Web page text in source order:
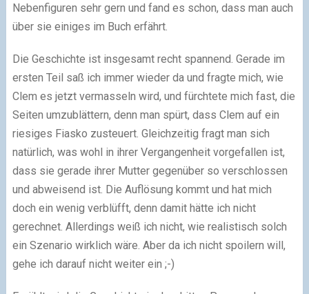
Nebenfiguren sehr gern und fand es schon, dass man auch
über sie einiges im Buch erfährt.
Die Geschichte ist insgesamt recht spannend. Gerade im
ersten Teil saß ich immer wieder da und fragte mich, wie
Clem es jetzt vermasseln wird, und fürchtete mich fast, die
Seiten umzublättern, denn man spürt, dass Clem auf ein
riesiges Fiasko zusteuert. Gleichzeitig fragt man sich
natürlich, was wohl in ihrer Vergangenheit vorgefallen ist,
dass sie gerade ihrer Mutter gegenüber so verschlossen
und abweisend ist. Die Auflösung kommt und hat mich
doch ein wenig verblüfft, denn damit hätte ich nicht
gerechnet. Allerdings weiß ich nicht, wie realistisch solch
ein Szenario wirklich wäre. Aber da ich nicht spoilern will,
gehe ich darauf nicht weiter ein ;-)